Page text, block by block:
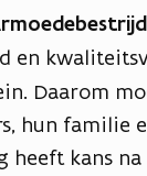
en
Daarom
hun familie
kans na